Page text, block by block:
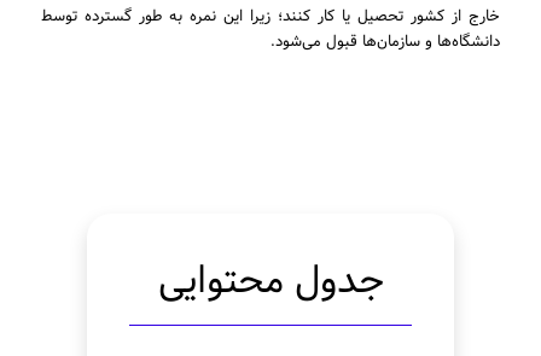
خارج از کشور تحصیل یا کار کنند؛ زیرا این نمره به طور گسترده توسط
دانشگاه‌ها و سازمان‌ها قبول می‌شود.
جدول محتوایی